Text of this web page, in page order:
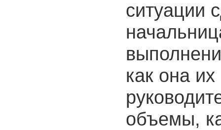
ситуации
как она
объемы,